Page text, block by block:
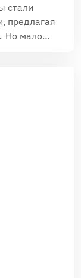
стали
предлагая
Но мало…